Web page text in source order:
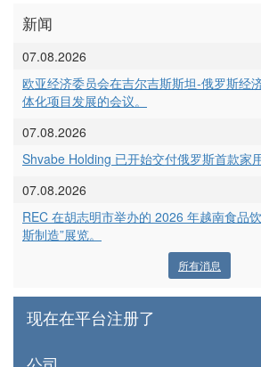
新闻
07.08.2026
欧亚经济委员会在吉尔吉斯斯坦-俄罗斯经
体化项目发展的会议。
07.08.2026
Shvabe Holding 已开始交付俄罗斯首款家
07.08.2026
REC 在胡志明市举办的 2026 年越南食品
斯制造”展览。
所有消息
现在在平台注册了